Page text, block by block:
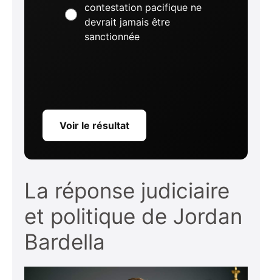
contestation pacifique ne
devrait jamais être
sanctionnée
Voir le résultat
La réponse judiciaire
et politique de Jordan
Bardella